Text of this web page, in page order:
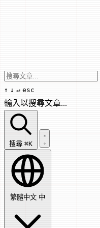
↑ ↓ ↵ esc
輸入以搜尋文章...
搜尋文章...
搜尋 ⌘K
繁體中文 中